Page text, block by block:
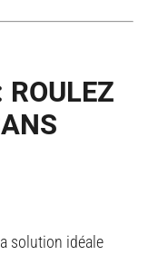
ROULEZ
solution idéale